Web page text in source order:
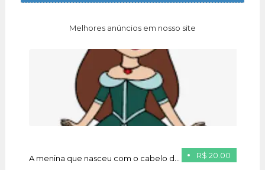
Melhores anúncios em nosso site
R$ 20.00
A menina que nasceu com o cabelo de ouro